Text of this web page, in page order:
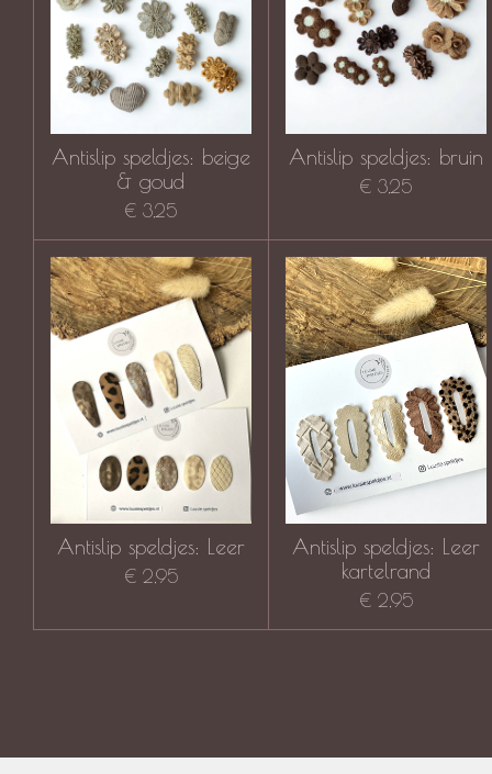
Antislip speldjes: beige
& goud
€ 3,25
Antislip speldjes: bruin
€ 3,25
Antislip speldjes: Leer
€ 2,95
Antislip speldjes: Leer
kartelrand
€ 2,95